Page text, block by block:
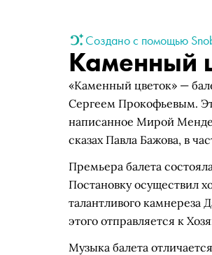
Создано с помощью
Каменный
«Каменный цветок» —
Сергеем Прокофьевым.
написанное Мирой
сказах Павла Бажова, в
Премьера балета
Постановку осуществил
талантливого камнереза
этого отправляется к
Музыка балета